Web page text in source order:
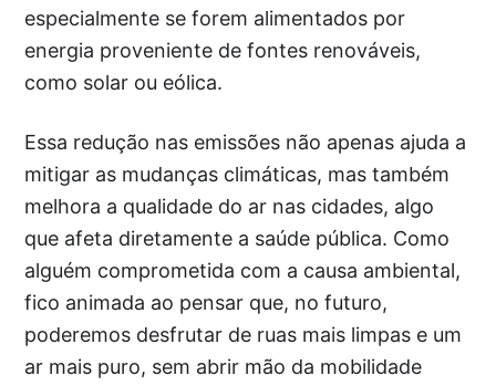
especialmente se forem alimentados por
energia proveniente de fontes renováveis,
como solar ou eólica.
Essa redução nas emissões não apenas ajuda a
mitigar as mudanças climáticas, mas também
melhora a qualidade do ar nas cidades, algo
que afeta diretamente a saúde pública. Como
alguém comprometida com a causa ambiental,
fico animada ao pensar que, no futuro,
poderemos desfrutar de ruas mais limpas e um
ar mais puro, sem abrir mão da mobilidade